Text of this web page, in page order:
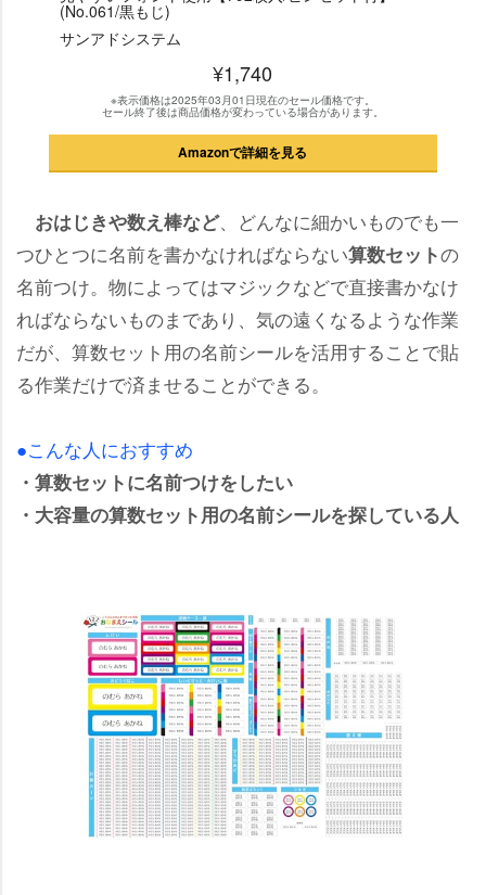
(No.061/黒もじ)
サンアドシステム
¥1,740
※表示価格は2025年03月01日現在のセール価格です。
セール終了後は商品価格が変わっている場合があります。
Amazonで詳細を見る
おはじきや数え棒など、どんなに細かいものでも一
つひとつに名前を書かなければならない算数セットの
名前つけ。物によってはマジックなどで直接書かなけ
ればならないものまであり、気の遠くなるような作業
だが、算数セット用の名前シールを活用することで貼
る作業だけで済ませることができる。
●こんな人におすすめ
・算数セットに名前つけをしたい
・大容量の算数セット用の名前シールを探している人